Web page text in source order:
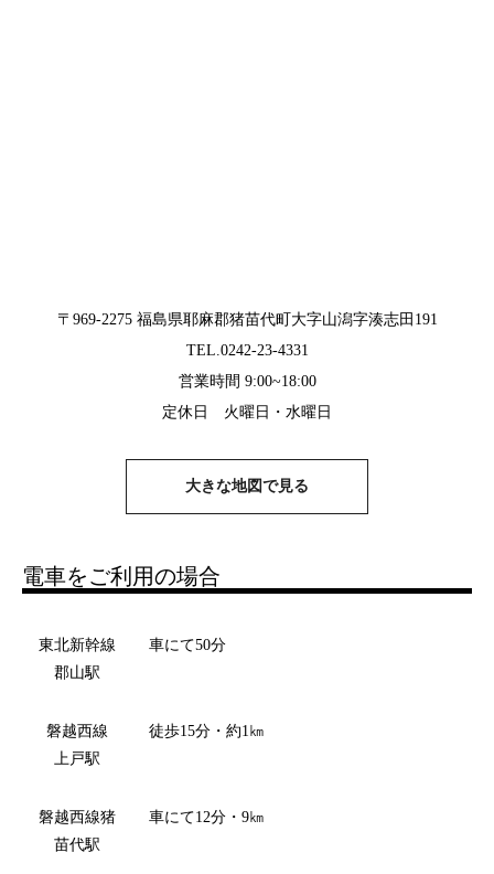
〒969-2275 福島県耶麻郡猪苗代町大字山潟字湊志田191
TEL.0242-23-4331
営業時間 9:00~18:00
定休日 火曜日・水曜日
大きな地図で見る
電車をご利用の場合
東北新幹線
郡山駅
車にて50分
磐越西線
上戸駅
徒歩15分・約1㎞
磐越西線猪
苗代駅
車にて12分・9㎞